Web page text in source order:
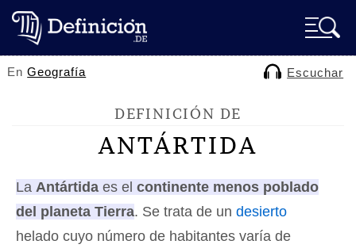
EnGeografía Escuchar
DEFINICIÓN DE
ANTÁRTIDA
La Antártida es el continente menos poblado
del planeta Tierra. Se trata de un desierto
helado cuyo número de habitantes varía de